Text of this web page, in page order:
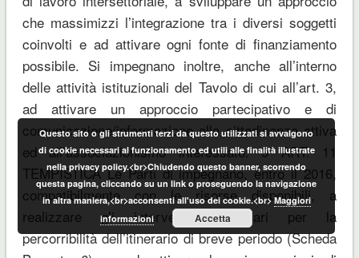
Questo sito o gli strumenti terzi da questo utilizzati si avvalgono
di cookie necessari al funzionamento ed utili alle finalità illustrate
nella privacy policy.<br>Chiudendo questo banner, scorrendo
questa pagina, cliccando su un link o proseguendo la navigazione
in altra maniera,<br>acconsenti all'uso dei cookie.<br>Maggiori
informazioni
Accetta